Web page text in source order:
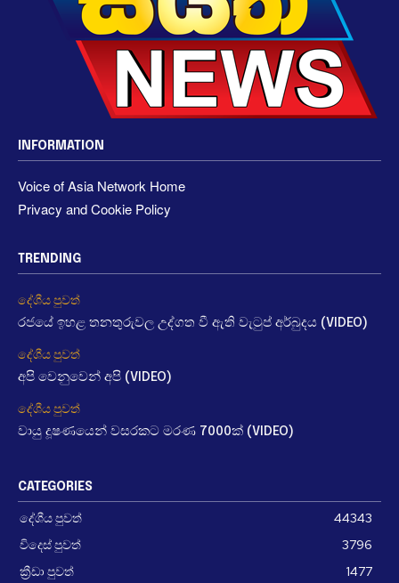
INFORMATION
Voice of Asia Network Home
Privacy and Cookie Policy
TRENDING
දේශීය පුවත්
රජයේ ඉහළ තනතුරුවල උද්ගත වී ඇති වැටුප් අර්බුදය (VIDEO)
දේශීය පුවත්
අපි වෙනුවෙන් අපි (VIDEO)
දේශීය පුවත්
වායු දූෂණයෙන් වසරකට මරණ 7000ක් (VIDEO)
CATEGORIES
දේශීය පුවත්
44343
විදෙස් පුවත්
3796
ක්‍රීඩා පුවත්
1477